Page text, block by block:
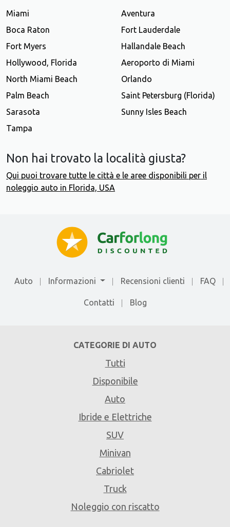
Miami
Aventura
Boca Raton
Fort Lauderdale
Fort Myers
Hallandale Beach
Hollywood, Florida
Aeroporto di Miami
North Miami Beach
Orlando
Palm Beach
Saint Petersburg (Florida)
Sarasota
Sunny Isles Beach
Tampa
Non hai trovato la località giusta?
Qui puoi trovare tutte le città e le aree disponibili per il
noleggio auto in Florida, USA
Auto Informazioni Recensioni clienti FAQ
Contatti Blog
CATEGORIE DI AUTO
Tutti
Disponibile
Auto
Ibride e Elettriche
SUV
Minivan
Cabriolet
Truck
Noleggio con riscatto